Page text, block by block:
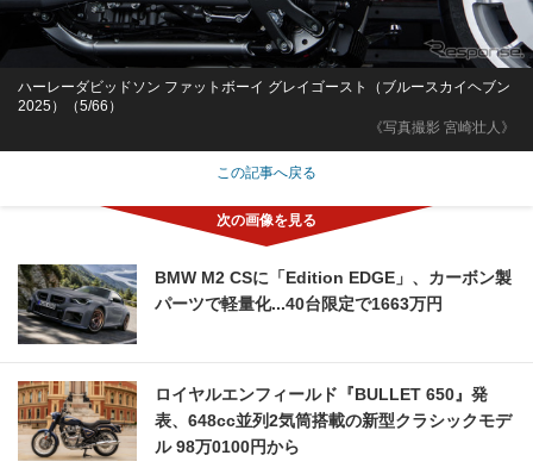
《写真撮影 宮崎壮人》
ハーレーダビッドソン ファットボーイ グレイゴースト（ブルースカイヘブン
2025）（5/66）
この記事へ戻る
BMW M2 CSに「Edition EDGE」、カーボン製
パーツで軽量化...40台限定で1663万円
ロイヤルエンフィールド『BULLET 650』発
表、648cc並列2気筒搭載の新型クラシックモデ
ル 98万0100円から